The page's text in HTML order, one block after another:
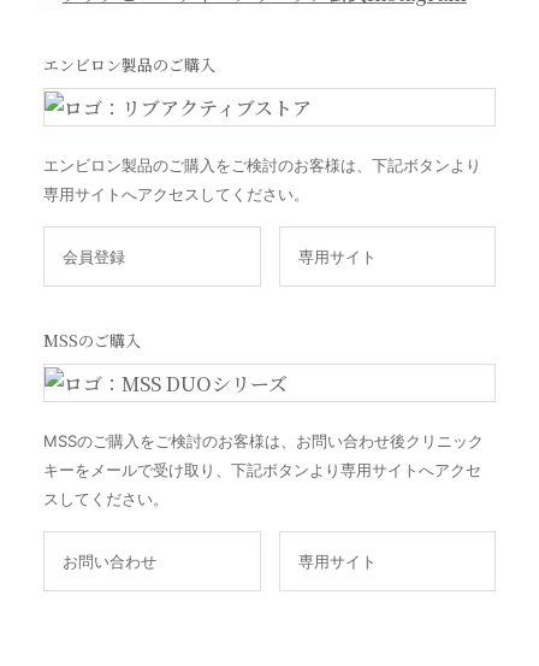
エンビロン製品のご購入
エンビロン製品のご購入をご検討のお客様は、下記ボタンより
専用サイトへアクセスしてください。
会員登録 専用サイト
MSSのご購入
MSSのご購入をご検討のお客様は、お問い合わせ後クリニック
キーをメールで受け取り、下記ボタンより専用サイトへアクセ
スしてください。
お問い合わせ 専用サイト